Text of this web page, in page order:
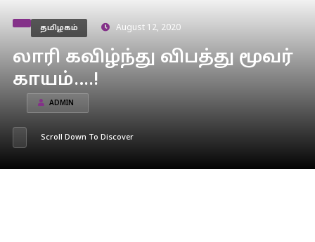
தமிழகம் August 12, 2020
லாரி கவிழ்ந்து விபத்து மூவர்
காயம்….!
ADMIN
Scroll Down To Discover